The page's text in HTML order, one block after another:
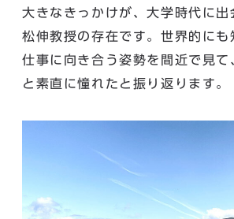
大きなきっかけが、大学時代に出
松伸教授の存在です。世界的にも
仕事に向き合う姿勢を間近で見て
と素直に憧れたと振り返ります。